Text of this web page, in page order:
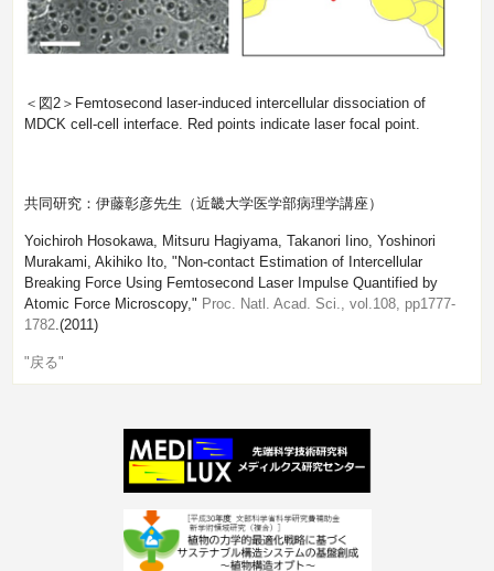
＜図2＞Femtosecond laser-induced intercellular dissociation of
MDCK cell-cell interface. Red points indicate laser focal point.
共同研究：伊藤彰彦先生（近畿大学医学部病理学講座）
Yoichiroh Hosokawa, Mitsuru Hagiyama, Takanori Iino, Yoshinori
Murakami, Akihiko Ito, "Non-contact Estimation of Intercellular
Breaking Force Using Femtosecond Laser Impulse Quantified by
Atomic Force Microscopy," Proc. Natl. Acad. Sci., vol.108, pp1777-
1782.(2011)
"戻る"